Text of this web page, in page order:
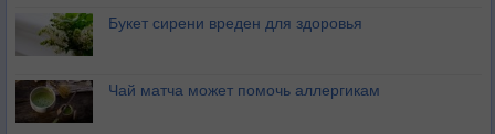
Букет сирени вреден для здоровья
Чай матча может помочь аллергикам